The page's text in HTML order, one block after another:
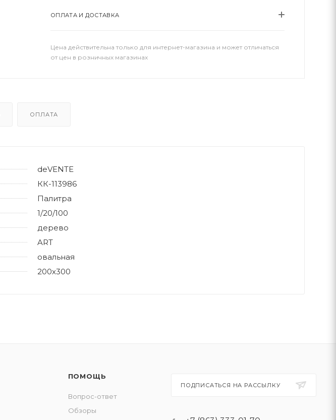
ОПЛАТА И ДОСТАВКА
Цена действительна только для интернет-магазина и может отличаться
от цен в розничных магазинах
ОПЛАТА
deVENTE
КК-113986
Палитра
1/20/100
дерево
ART
овальная
200х300
ПОМОЩЬ
Вопрос-ответ
Обзоры
ПОДПИСАТЬСЯ НА РАССЫЛКУ